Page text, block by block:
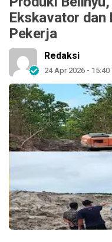
Ekskavator dan
Pekerja
Redaksi
24 Apr 2026 - 15:40